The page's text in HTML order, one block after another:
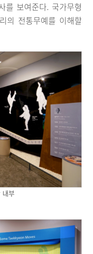
를 보여준다. 국가무형
의 전통무예를 이해할
내부